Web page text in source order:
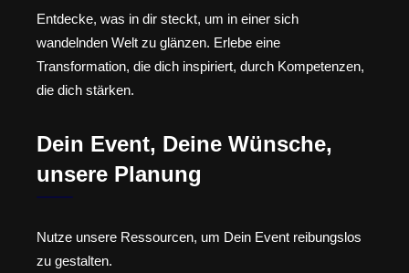
Entdecke, was in dir steckt, um in einer sich
wandelnden Welt zu glänzen. Erlebe eine
Transformation, die dich inspiriert, durch Kompetenzen,
die dich stärken.
Dein Event, Deine Wünsche,
unsere Planung
Nutze unsere Ressourcen, um Dein Event reibungslos
zu gestalten.